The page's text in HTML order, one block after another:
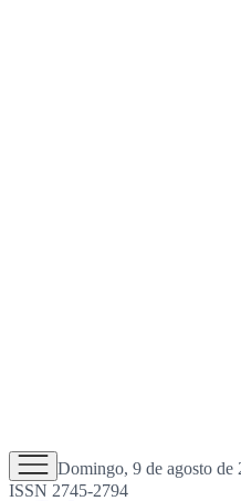
Domingo, 9 de agosto de
ISSN 2745-2794